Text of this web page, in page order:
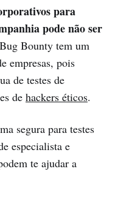
para
pode não ser
Bounty tem um
empresas, pois
de testes de
de hackers éticos.
segura para testes
especialista e
te ajudar a